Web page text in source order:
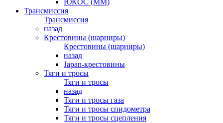
ЮКОС (ММ)
Трансмиссия
Трансмиссия
назад
Крестовины (шарниры)
Крестовины (шарниры)
назад
Japan-крестовины
Тяги и тросы
Тяги и тросы
назад
Тяги и тросы газа
Тяги и тросы спидометра
Тяги и тросы сцепления